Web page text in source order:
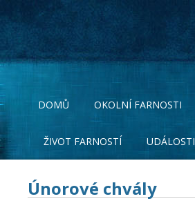
DOMŮ OKOLNÍ FARNOSTI
ŽIVOT FARNOSTÍ UDÁLOSTI
Únorové chvály